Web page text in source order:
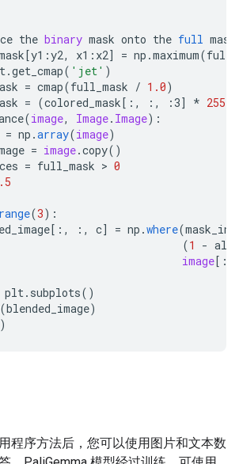
the binary mask onto the full mask
[y1:y2, x1:x2] = np .maximum(
.get_cmap( 'jet' )
= cmap(full_mask / 1.0)
= (colored_mask[ :, :, :3] * 255
(image, Image. Image) :
= np .array(image)
= image.copy()
= full_mask > 0
range(3) :
[ :, :, c] = np .where(
(1 -
image[ :,
plt. subplots()
(blended_image)
程序方法后，您可以使用图片和文本数